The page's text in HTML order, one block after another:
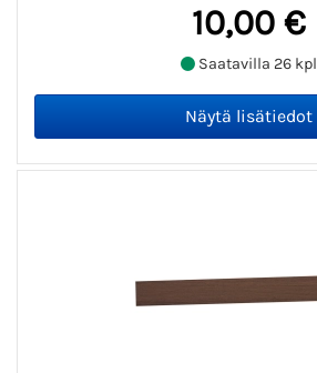
10,00 €
Saatavilla 26 kpl